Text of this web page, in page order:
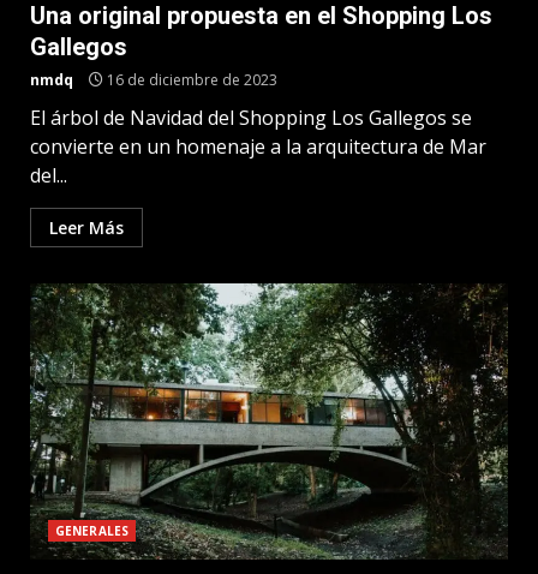
Una original propuesta en el Shopping Los
Gallegos
nmdq 16 de diciembre de 2023
El árbol de Navidad del Shopping Los Gallegos se
convierte en un homenaje a la arquitectura de Mar
del...
Leer Más
GENERALES